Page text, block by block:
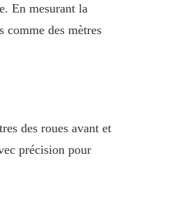
En mesurant la
comme des mètres
des roues avant et
précision pour